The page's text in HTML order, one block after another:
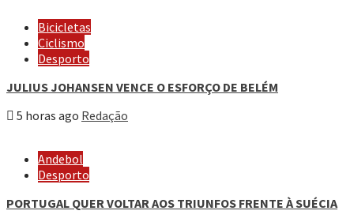
Bicicletas
Ciclismo
Desporto
JULIUS JOHANSEN VENCE O ESFORÇO DE BELÉM
5 horas ago Redação
Andebol
Desporto
PORTUGAL QUER VOLTAR AOS TRIUNFOS FRENTE À SUÉCIA